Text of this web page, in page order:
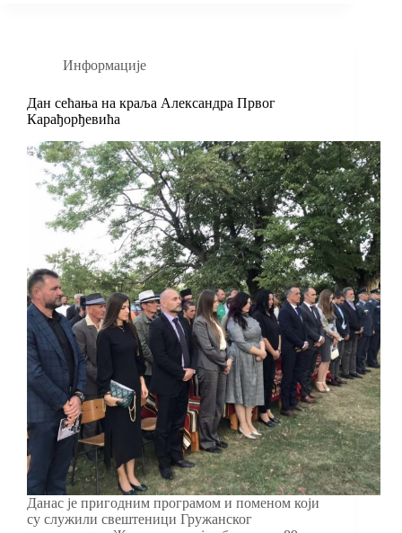
Информације
Дан сећања на краља Александра Првог
Карађорђевића
Данас је пригодним програмом и поменом који
су служили свештеници Гружанског